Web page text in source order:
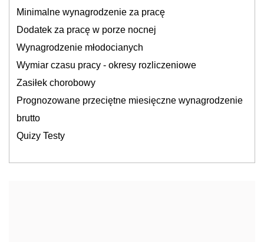
Minimalne wynagrodzenie za pracę
Dodatek za pracę w porze nocnej
Wynagrodzenie młodocianych
Wymiar czasu pracy - okresy rozliczeniowe
Zasiłek chorobowy
Prognozowane przeciętne miesięczne wynagrodzenie
brutto
Quizy Testy